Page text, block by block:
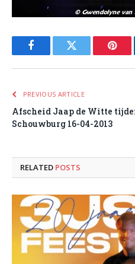
FacebookTwitter
PREVIOUS ARTICLE
Afscheid Jaap de Witte
Schouwburg 16-04-2013
RELATED POSTS